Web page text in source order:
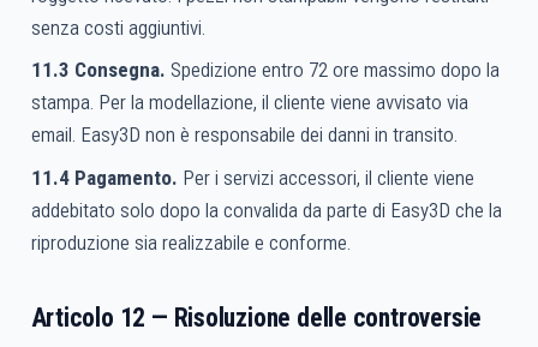
senza costi aggiuntivi.
11.3 Consegna. Spedizione entro 72 ore massimo dopo la
stampa. Per la modellazione, il cliente viene avvisato via
email. Easy3D non è responsabile dei danni in transito.
11.4 Pagamento. Per i servizi accessori, il cliente viene
addebitato solo dopo la convalida da parte di Easy3D che la
riproduzione sia realizzabile e conforme.
Articolo 12 — Risoluzione delle controversie